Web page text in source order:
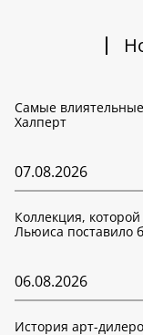
Самые
Халперт
07.08.2026
Коллекция,
Льюиса поставило
06.08.2026
История арт-